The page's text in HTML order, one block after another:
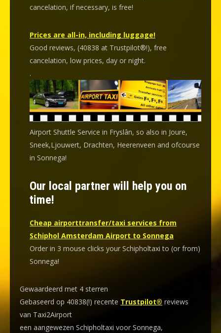
cancelation, if necessary, is free!
Prices are all-in, including luggage!
Good reviews, (40838 at Trustpilot®!), free
cancelation, low prices, day or night.
.
Airport Shuttle Service in Fryslân, so also in Joure,
Sneek,Ljouwert, Drachten, Heerenveen and ofcourse
in Sonnega!
Our local partner will help you on
time!
Cheap airporttransfer/taxi services from
Schiphol Amsterdam Airport to Sonnega
Order in 3 mouse clicks your Schipholtaxi to (or from)
Sonnega!
Gewaardeerd met 4 sterren
Gebaseerd op 40838(!) recente Trustpilot® reviews
van Taxi2Airport
een aangewezen Schipholtaxi voor Sonnega,